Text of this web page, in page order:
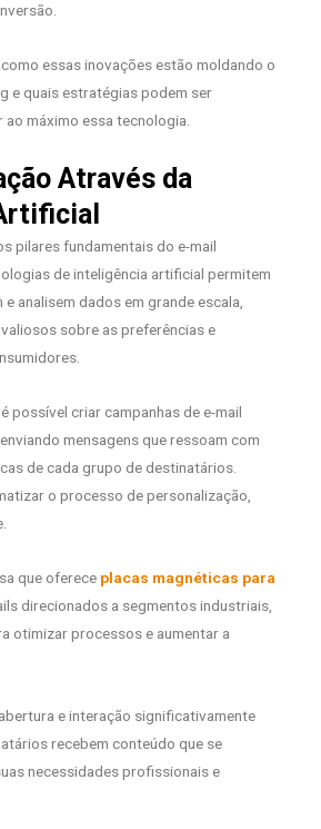
essas inovações estão moldando o
e quais estratégias podem ser
máximo essa tecnologia.
Através da
pilares fundamentais do e-mail
de inteligência artificial permitem
analisem dados em grande escala,
sobre as preferências e
possível criar campanhas de e-mail
mensagens que ressoam com
de cada grupo de destinatários.
o processo de personalização,
que oferece placas magnéticas para
direcionados a segmentos industriais,
otimizar processos e aumentar a
e interação significativamente
recebem conteúdo que se
necessidades profissionais e